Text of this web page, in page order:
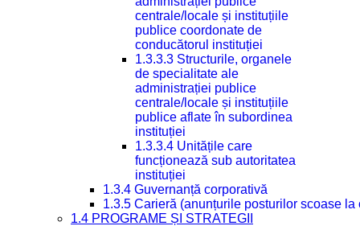
centrale/locale și instituțiile
publice coordonate de
conducătorul instituției
1.3.3.3 Structurile, organele
de specialitate ale
administrației publice
centrale/locale și instituțiile
publice aflate în subordinea
instituției
1.3.3.4 Unitățile care
funcționează sub autoritatea
instituției
1.3.4 Guvernanță corporativă
1.3.5 Carieră (anunțurile posturilor scoase la
1.4 PROGRAME ȘI STRATEGII